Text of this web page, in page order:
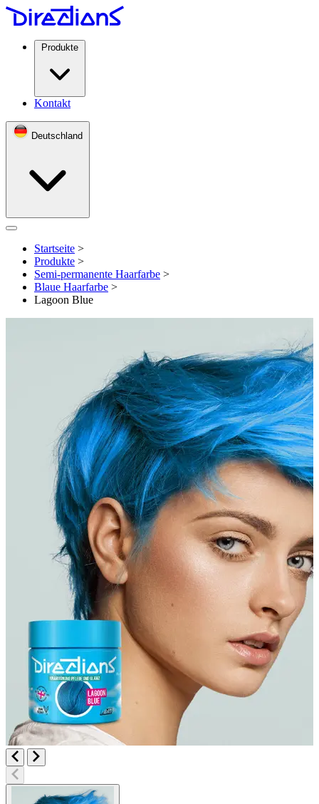
Produkte
Kontakt
Deutschland
Open menu
Startseite >
Produkte >
Semi-permanente Haarfarbe >
Blaue Haarfarbe >
Lagoon Blue